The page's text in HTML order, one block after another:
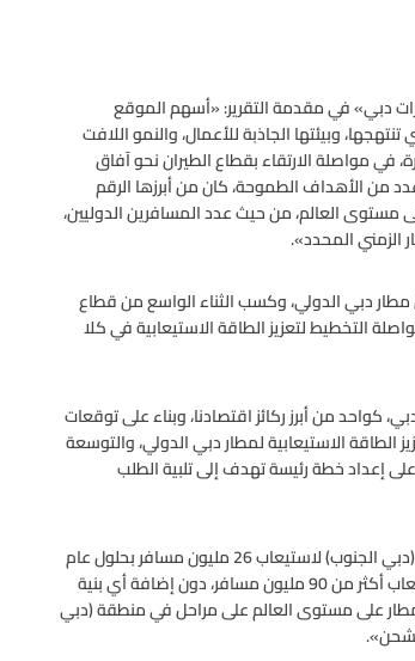
دبي» في مقدمة التقرير: «أسهم الموقع
وبيئتها الجاذبة للأعمال، والنمو اللافت
في مواصلة الارتقاء بقطاع الطيران نحو آفاق
تحقيق عدد من الأهداف الطموحة، كان من أبرزها الرقم
مستوى العالم، من حيث عدد المسافرين الدوليين،
المحدد».
دبي الدولي، وكسب الثناء الواسع من قطاع
التخطيط لتعزيز الطاقة الاستيعابية في كلا
كواحد من أبرز ركائز اقتصادنا، وبناء على توقعات
تعزيز الطاقة الاستيعابية لمطار دبي الدولي، والتوسعة
إعداد خطة رئيسة تهدف إلى تلبية الطلب
وبيّن سموه أنه «في إطار هذه الخطة، سيجري توسيع مطار آل مكتوم في (دبي الجنوب) لاستيعاب 26 مليون مسافر بحلول عام
2018، بينما نعتزم رفع الطاقة الاستيعابية الحالية لمطار دبي الدولي لاستيعاب أكثر من 90 مليون مسافر، دون إضافة أي بنية
مطار على مستوى العالم على مراحل في منطقة (دبي